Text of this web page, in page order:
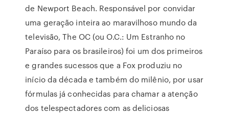
de Newport Beach. Responsável por convidar
uma geração inteira ao maravilhoso mundo da
televisão, The OC (ou O.C.: Um Estranho no
Paraíso para os brasileiros) foi um dos primeiros
e grandes sucessos que a Fox produziu no
início da década e também do milênio, por usar
fórmulas já conhecidas para chamar a atenção
dos telespectadores com as deliciosas